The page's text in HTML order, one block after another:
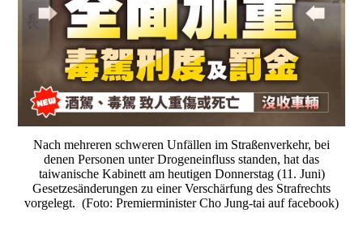
Nach mehreren schweren Unfällen im Straßenverkehr, bei
denen Personen unter Drogeneinfluss standen, hat das
taiwanische Kabinett am heutigen Donnerstag (11. Juni)
Gesetzesänderungen zu einer Verschärfung des Strafrechts
vorgelegt. (Foto: Premierminister Cho Jung-tai auf facebook)